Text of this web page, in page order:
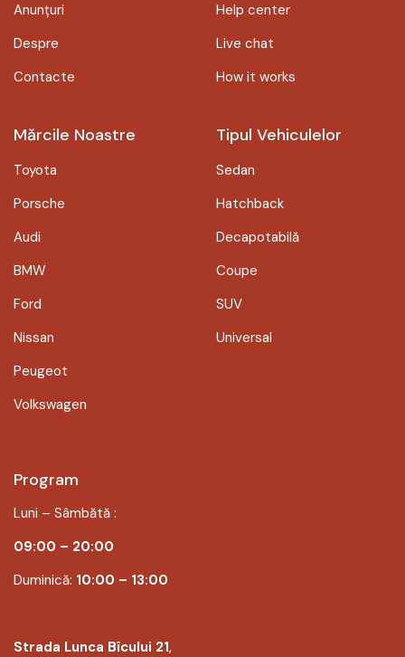
Anunțuri
Despre
Contacte
Help center
Live chat
How it works
Mărcile Noastre
Toyota
Porsche
Audi
BMW
Ford
Nissan
Peugeot
Volkswagen
Tipul Vehiculelor
Sedan
Hatchback
Decapotabilă
Coupe
SUV
Universal
Program
Luni – Sâmbătă :
09:00 – 20:00
Duminică: 10:00 – 13:00
Strada Lunca Bîcului 21,